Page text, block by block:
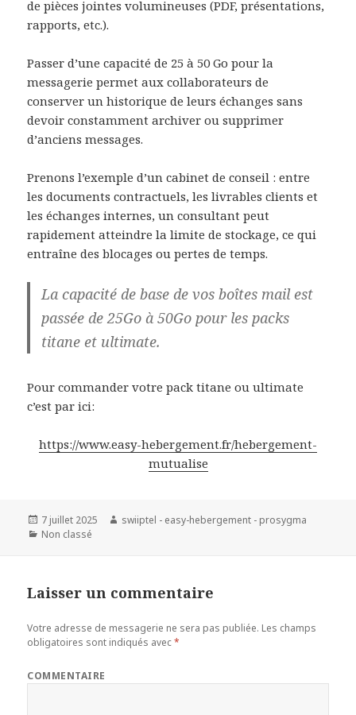
de pièces jointes volumineuses (PDF, présentations,
rapports, etc.).
Passer d’une capacité de 25 à 50 Go pour la
messagerie permet aux collaborateurs de
conserver un historique de leurs échanges sans
devoir constamment archiver ou supprimer
d’anciens messages.
Prenons l’exemple d’un cabinet de conseil : entre
les documents contractuels, les livrables clients et
les échanges internes, un consultant peut
rapidement atteindre la limite de stockage, ce qui
entraîne des blocages ou pertes de temps.
La capacité de base de vos boîtes mail est
passée de 25Go à 50Go pour les packs
titane et ultimate.
Pour commander votre pack titane ou ultimate
c’est par ici:
https://www.easy-hebergement.fr/hebergement-
mutualise
Publié
le
7 juillet 2025 Auteur
swiiptel - easy-hebergement - prosygma
Catégories
Non classé
Laisser un commentaire
Votre adresse de messagerie ne sera pas publiée. Les champs
obligatoires sont indiqués avec*
COMMENTAIRE